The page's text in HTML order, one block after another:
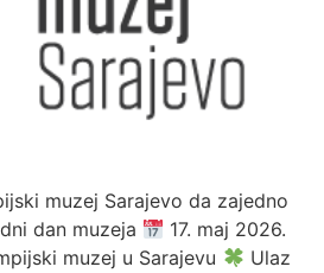
muzej Sarajevo da zajedno
dan muzeja
17. maj 2026.
muzej u Sarajevu
Ulaz